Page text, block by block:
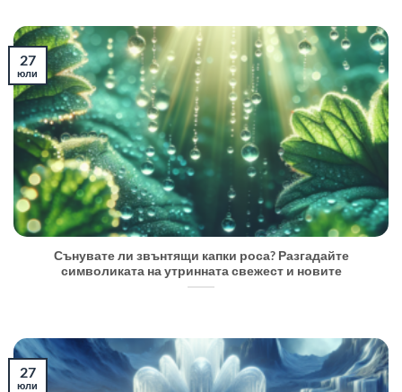
Сънувате ли звънтящи капки роса? Разгадайте
символиката на утринната свежест и новите
27
юли
27
юли